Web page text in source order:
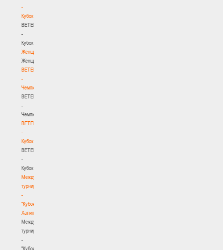
-
Кубок
BETERA
-
Кубок
Женщины
Женщины
BETERA
-
Чемпионат
BETERA
-
Чемпионат
BETERA
-
Кубок
BETERA
-
Кубок
Международный
турнир
-
"Кубок
Халипского"
Международный
турнир
-
"Кубок